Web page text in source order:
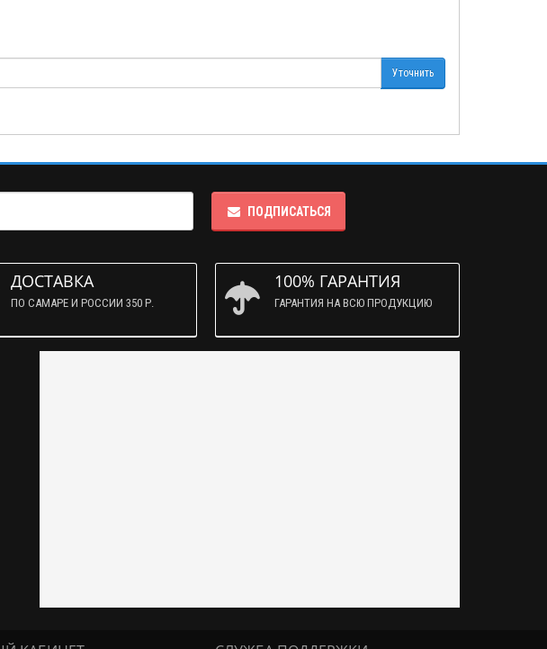
Уточнить
ПОДПИСАТЬСЯ
ДОСТАВКА
ПО САМАРЕ И РОССИИ 350 Р.
100% ГАРАНТИЯ
ГАРАНТИЯ НА ВСЮ ПРОДУКЦИЮ